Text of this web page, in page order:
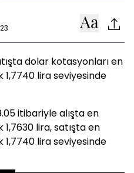
dolar kotasyonları en
1,7740 lira seviyesinde
itibariyle alışta en
1,7630 lira, satışta en
1,7740 lira seviyesinde